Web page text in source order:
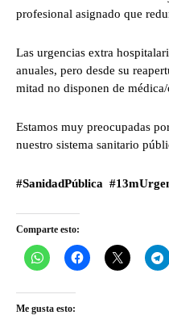
profesional asignado que
Las urgencias extra
anuales, pero desde su
mitad no disponen de médica/
Estamos muy preocupadas
nuestro sistema sanitario
#SanidadPública
Comparte esto:
Me gusta esto: